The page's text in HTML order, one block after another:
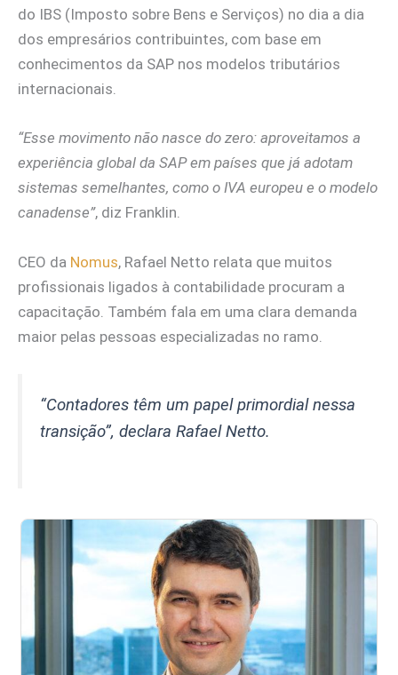
do IBS (Imposto sobre Bens e Serviços) no dia a dia
dos empresários contribuintes, com base em
conhecimentos da SAP nos modelos tributários
internacionais.
“Esse movimento não nasce do zero: aproveitamos a
experiência global da SAP em países que já adotam
sistemas semelhantes, como o IVA europeu e o modelo
canadense”, diz Franklin.
CEO da Nomus, Rafael Netto relata que muitos
profissionais ligados à contabilidade procuram a
capacitação. Também fala em uma clara demanda
maior pelas pessoas especializadas no ramo.
“Contadores têm um papel primordial nessa
transição”, declara Rafael Netto.